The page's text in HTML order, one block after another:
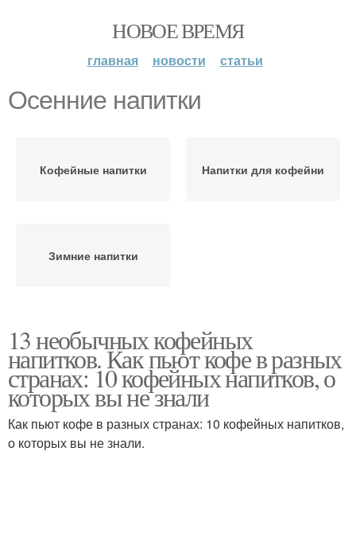
НОВОЕ ВРЕМЯ
главная новости статьи
Осенние напитки
Кофейные напитки Напитки для кофейни
Зимние напитки
13 необычных кофейных
напитков. Как пьют кофе в разных
странах: 10 кофейных напитков, о
которых вы не знали
Как пьют кофе в разных странах: 10 кофейных напитков,
о которых вы не знали.